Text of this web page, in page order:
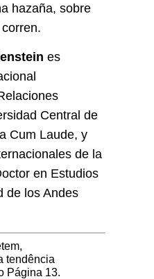
hazaña, sobre
es
Central de
Cum Laude, y
de la
en Estudios
de los Andes
tendência
Página 13.